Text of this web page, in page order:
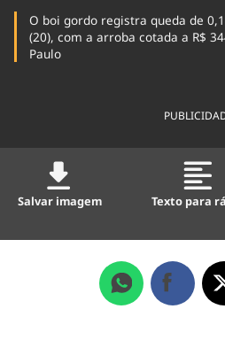
O boi gordo registra queda de
(20), com a arroba cotada a R$
Paulo
Salvar imagem Texto para